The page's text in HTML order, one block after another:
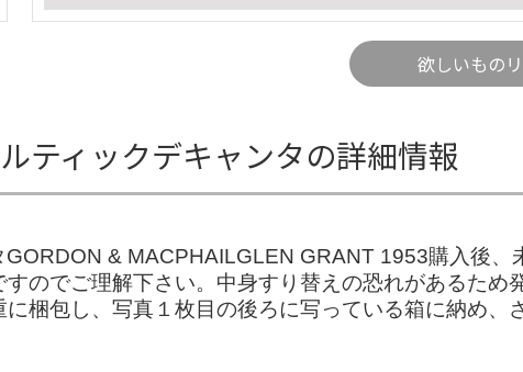
欲しいもの
ティックデキャンタの詳細情報
& MACPHAILGLEN GRANT 1953購入後、
のでご理解下さい。中身すり替えの恐れがあるため
梱包し、写真１枚目の後ろに写っている箱に納め、